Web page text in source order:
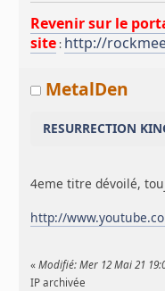
Revenir sur le
site : http://
MetalDen
RESURRECTION
4eme titre dévoilé,
http://
«Modifié: Mer 12 Mai 21
IP archivée